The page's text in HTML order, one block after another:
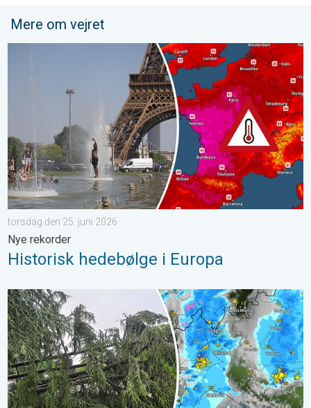
Mere om vejret
Historisk hedebølge i Europa. Nye rekorder. . . torsdag den
torsdag den 25. juni 2026
Nye rekorder
Historisk hedebølge i Europa
Voldsomme tordenvejr i Norditalien. Hagl- og stormskader. . .